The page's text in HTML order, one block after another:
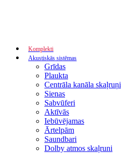
Komplekti
Akustiskās sistēmas
Grīdas
Plaukta
Centrāla kanāla skaļruņi
Sienas
Sabvūferi
Aktīvās
Iebūvējamas
Ārtelpām
Saundbari
Dolby atmos skaļruni